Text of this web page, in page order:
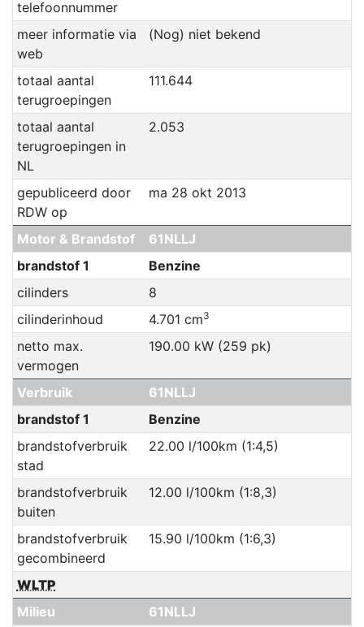
telefoonnummer
meer informatie via
web
(Nog) niet bekend
totaal aantal
terugroepingen
111.644
totaal aantal
terugroepingen in
NL
2.053
gepubliceerd door
RDW op
ma 28 okt 2013
Motor & Brandstof
61NLLJ
brandstof 1
Benzine
cilinders
8
cilinderinhoud
4.701 cm3
netto max.
vermogen
190.00 kW (259 pk)
Verbruik
61NLLJ
brandstof 1
Benzine
brandstofverbruik
stad
22.00 l/100km (1:4,5)
brandstofverbruik
buiten
12.00 l/100km (1:8,3)
brandstofverbruik
gecombineerd
15.90 l/100km (1:6,3)
WLTP
Milieu
61NLLJ